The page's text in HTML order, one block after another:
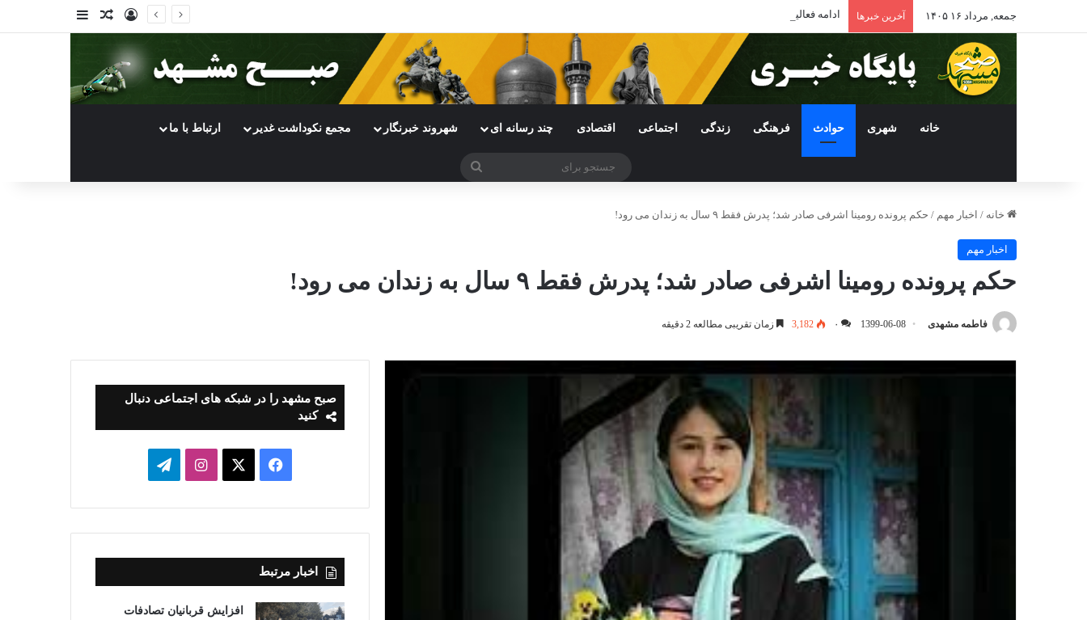
جمعه, مرداد ۱۶ ۱۴۰۵ آخرین خبرها ادامه فعالیت داروخانه‌های خراسان رضوی با چالش مواجه شده است ورودنوشته تصادفی
سایدبار
خانه شهری حوادث فرهنگی زندگی اجتماعی اقتصادی چند رسانه ای شهروند خبرنگار مجمع نکوداشت غدیر ارتباط با ما
جستجو
خانه / اخبار مهم / حکم پرونده رومینا اشرفی صادر شد؛ پدرش فقط ۹ سال به زندان می رود!
اخبار مهم
حکم پرونده رومینا اشرفی صادر شد؛ پدرش فقط ۹ سال به زندان می رود!
فاطمه مشهدی 1399-06-08 ۰ 3,182 زمان تقریبی مطالعه 2 دقیقه
صبح مشهد را در شبکه های اجتماعی دنبال
کنید
فیسبوک ایکساینستاگرامتلگرام
اخبار مرتبط
افزایش قربانیان تصادفات